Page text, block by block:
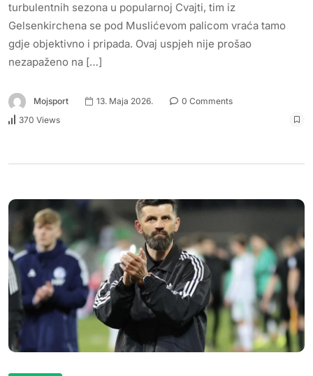
turbulentnih sezona u popularnoj Cvajti, tim iz
Gelsenkirchena se pod Muslićevom palicom vraća tamo
gdje objektivno i pripada. Ovaj uspjeh nije prošao
nezapaženo na […]
Mojsport 13. Maja 2026.
0 Comments
370 Views